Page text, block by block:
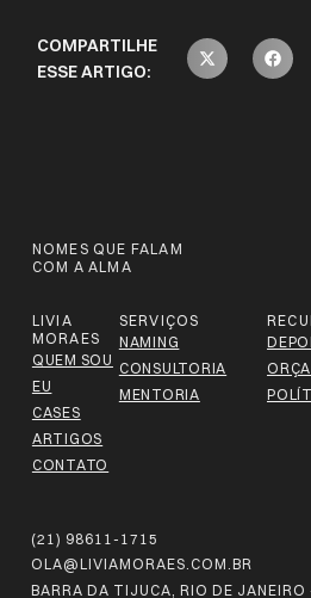
COMPARTILHE
ESSE ARTIGO:
NOMES QUE FALAM
COM A ALMA
LIVIA
MORAES
QUEM SOU
EU
CASES
ARTIGOS
CONTATO
SERVIÇOS
NAMING
CONSULTORIA
MENTORIA
(21) 98611-1715
OLA@LIVIAMORAES.COM.BR
BARRA DA TIJUCA, RIO DE JANEIRO